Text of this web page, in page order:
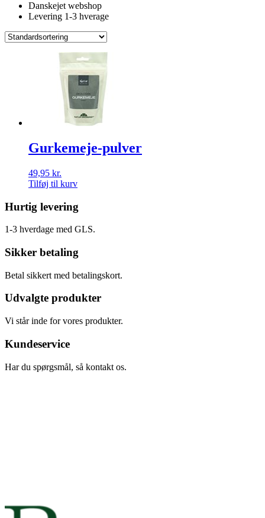
Danskejet webshop
Levering 1-3 hverage
Gurkemeje-pulver
49,95 kr.
Tilføj til kurv
Hurtig levering
1-3 hverdage med GLS.
Sikker betaling
Betal sikkert med betalingskort.
Udvalgte produkter
Vi står inde for vores produkter.
Kundeservice
Har du spørgsmål, så kontakt os.